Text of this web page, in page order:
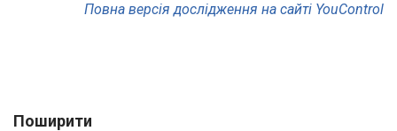
Повна версія дослідження на сайті YouControl
Поширити